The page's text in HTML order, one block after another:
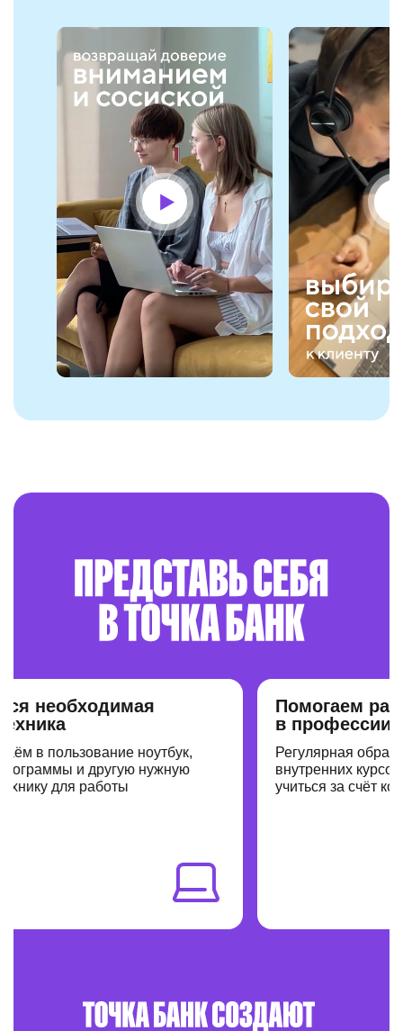
пользование ноутбук,
и другую нужную
для работы
Помогаем расти
в профессии
Регулярная обратная
внутренних курсов и
учиться за счёт